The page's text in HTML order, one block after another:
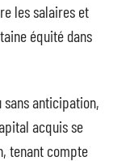
les salaires et
équité dans
anticipation,
acquis se
tenant compte